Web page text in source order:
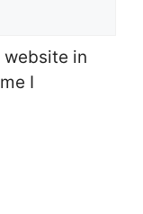
website in
I